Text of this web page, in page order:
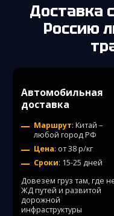
Доставка сборных грузов в
Россию
Автомобильная
доставка
Маршрут: Китай –
любой город РФ
Цена: от 38 р/кг
Сроки: 15-25 дней
Довезем груз там, где
ЖД путей и развитой
дорожной
инфраструктуры